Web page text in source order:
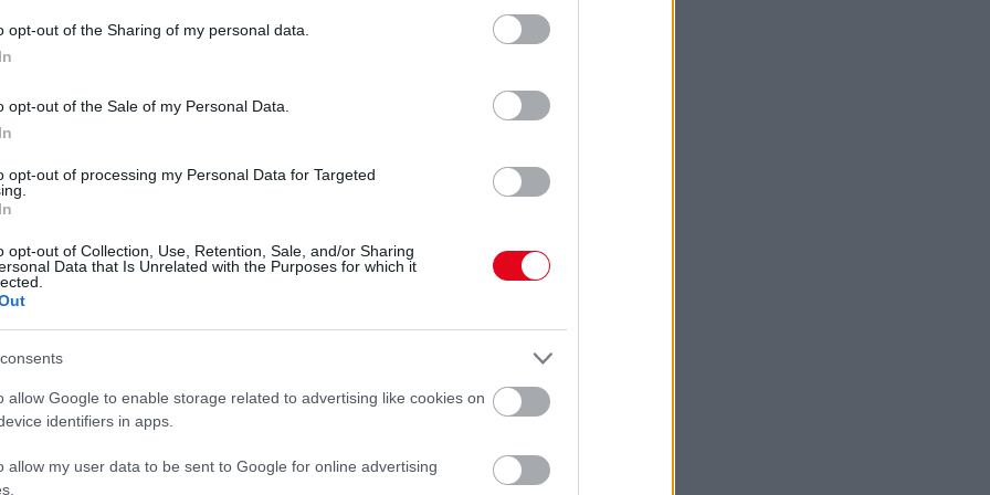
opt-out of the Sharing of my personal data.
opt-out of the Sale of my Personal Data.
opt-out of processing my Personal Data for Targeted
opt-out of Collection, Use, Retention, Sale, and/or Sharing
Data that Is Unrelated with the Purposes for which it
allow Google to enable storage related to advertising like cookies on
identifiers in apps.
allow my user data to be sent to Google for online advertising
idejére teljes szélességében lezárták az
fokozatosan tesznek majd
nem engedték fel az autóútra, a közlekedés